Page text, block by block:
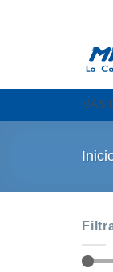
MÁS